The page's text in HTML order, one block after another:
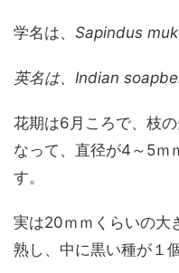
学名は、 Sapindus
英名は、Indian
花期は6月ころで、枝
なって、直径が4～5ｍ
す。
実は20ｍｍくらいの大
熟し、中に黒い種が１